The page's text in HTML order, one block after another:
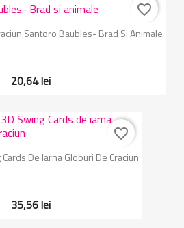
Santoro Baubles- Brad Si Animale
20,64 lei
favorite_border
De Iarna Globuri De Craciun
35,56 lei
favorite_border